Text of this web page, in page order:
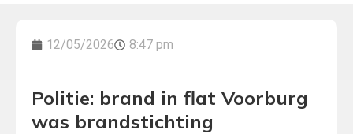
12/05/2026 8:47 pm
Politie: brand in flat Voorburg
was brandstichting